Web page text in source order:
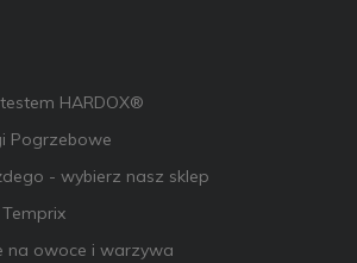
HARDOX®
Pogrzebowe
- wybierz nasz sklep
na owoce i warzywa